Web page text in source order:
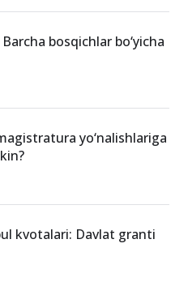
bosqichlar bo‘yicha
yo‘nalishlariga
kvotalari: Davlat granti